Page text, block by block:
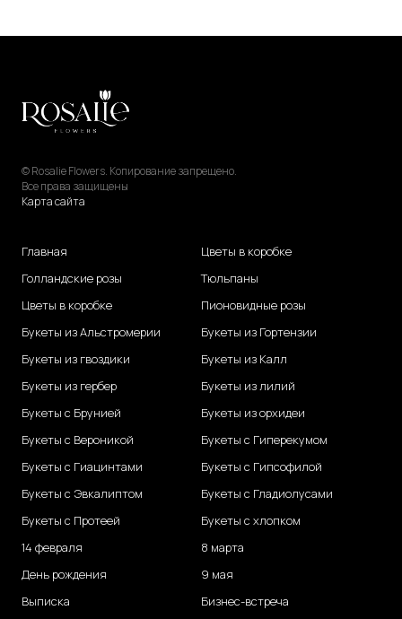
© Rosalie Flowers. Копирование запрещено.
Все права защищены
Карта сайта
Главная
Голландские розы
Цветы в коробке
Букеты из Альстромерии
Букеты из гвоздики
Букеты из гербер
Букеты с Брунией
Букеты с Вероникой
Букеты с Гиацинтами
Букеты с Эвкалиптом
Букеты с Протеей
14 февраля
День рождения
Выписка
Цветы в коробке
Тюльпаны
Пионовидные розы
Букеты из Гортензии
Букеты из Калл
Букеты из лилий
Букеты из орхидеи
Букеты с Гиперекумом
Букеты с Гипсофилой
Букеты с Гладиолусами
Букеты с хлопком
8 марта
9 мая
Бизнес-встреча